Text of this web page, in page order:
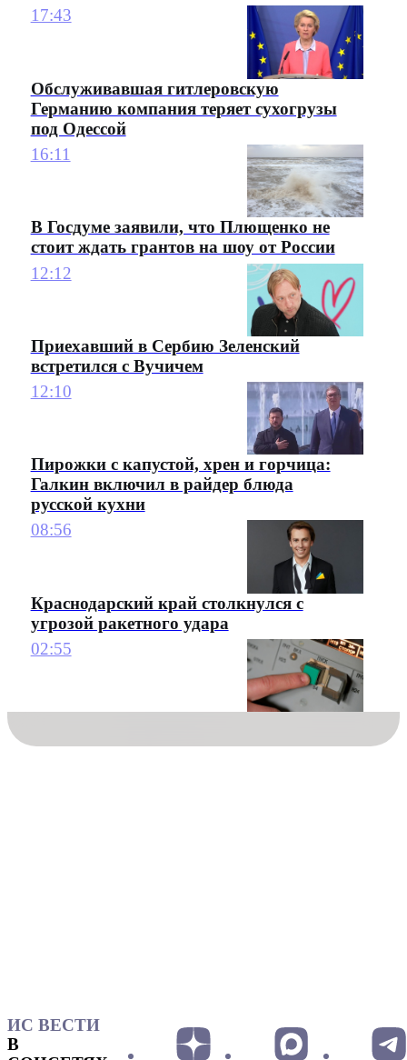
17:43
Обслуживавшая гитлеровскую
Германию компания теряет сухогрузы
под Одессой
16:11
В Госдуме заявили, что Плющенко не
стоит ждать грантов на шоу от России
12:12
Приехавший в Сербию Зеленский
встретился с Вучичем
12:10
Пирожки с капустой, хрен и горчица:
Галкин включил в райдер блюда
русской кухни
08:56
Краснодарский край столкнулся с
угрозой ракетного удара
02:55
ИС ВЕСТИ
В